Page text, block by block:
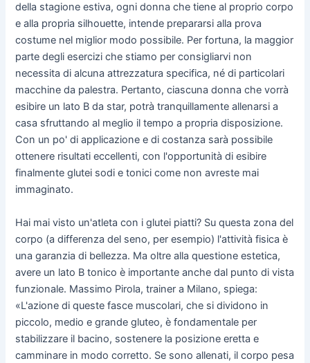
della stagione estiva, ogni donna che tiene al proprio corpo
e alla propria silhouette, intende prepararsi alla prova
costume nel miglior modo possibile. Per fortuna, la maggior
parte degli esercizi che stiamo per consigliarvi non
necessita di alcuna attrezzatura specifica, né di particolari
macchine da palestra. Pertanto, ciascuna donna che vorrà
esibire un lato B da star, potrà tranquillamente allenarsi a
casa sfruttando al meglio il tempo a propria disposizione.
Con un po' di applicazione e di costanza sarà possibile
ottenere risultati eccellenti, con l'opportunità di esibire
finalmente glutei sodi e tonici come non avreste mai
immaginato.
Hai mai visto un'atleta con i glutei piatti? Su questa zona del
corpo (a differenza del seno, per esempio) l'attività fisica è
una garanzia di bellezza. Ma oltre alla questione estetica,
avere un lato B tonico è importante anche dal punto di vista
funzionale. Massimo Pirola, trainer a Milano, spiega:
«L'azione di queste fasce muscolari, che si dividono in
piccolo, medio e grande gluteo, è fondamentale per
stabilizzare il bacino, sostenere la posizione eretta e
camminare in modo corretto. Se sono allenati, il corpo pesa